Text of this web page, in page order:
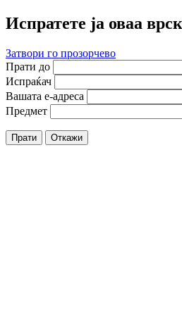
Испратете ја оваа
Затвори го прозорчево
Прати до
Испраќач
Вашата е-адреса
Предмет
Прати Откажи